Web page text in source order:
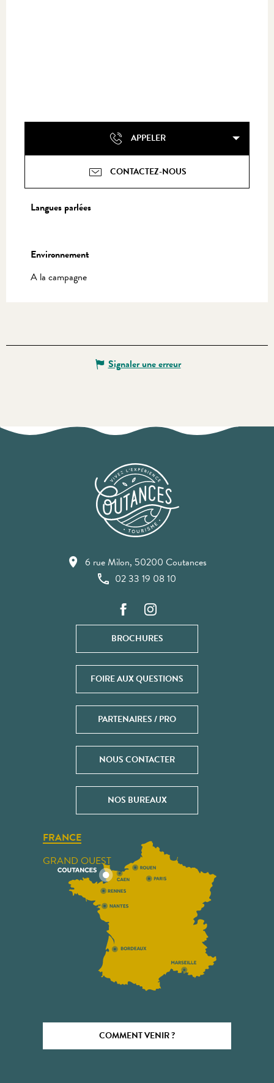
APPELER
CONTACTEZ-NOUS
Langues parlées
Langues parlées
Environnement
Environnement
A la campagne
Signaler une erreur
6 rue Milon, 50200 Coutances
02 33 19 08 10
BROCHURES
FOIRE AUX QUESTIONS
PARTENAIRES / PRO
NOUS CONTACTER
NOS BUREAUX
FRANCE
GRAND OUEST
COMMENT VENIR ?